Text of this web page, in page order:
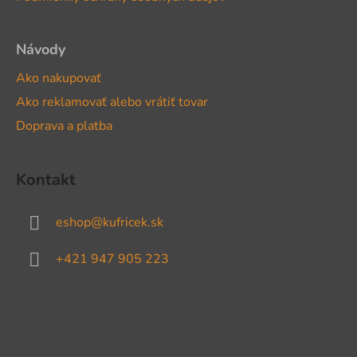
Návody
Ako nakupovať
Ako reklamovať alebo vrátiť tovar
Doprava a platba
Kontakt
eshop@kufricek.sk
+421 947 905 223